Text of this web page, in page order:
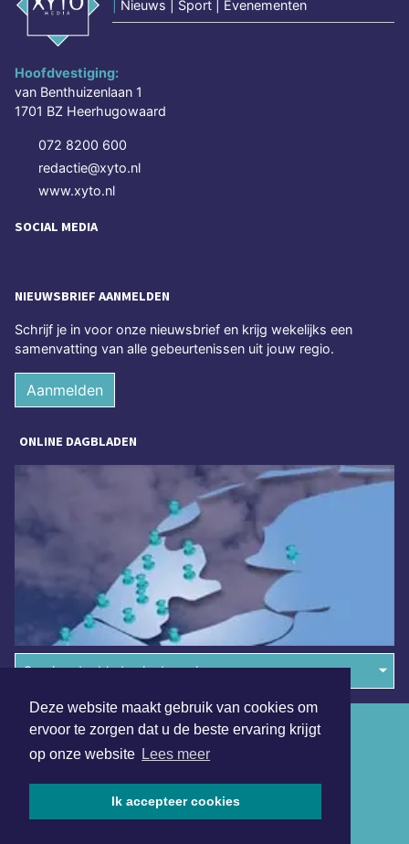
Deze website maakt gebruik van cookies om
ervoor te zorgen dat u de beste ervaring krijgt
op onze website Lees meer
Ik accepteer cookies
Nieuws | Sport | Evenementen
Hoofdvestiging:
van Benthuizenlaan 1
1701 BZ Heerhugowaard
072 8200 600
redactie@xyto.nl
www.xyto.nl
SOCIAL MEDIA
NIEUWSBRIEF AANMELDEN
Schrijf je in voor onze nieuwsbrief en krijg wekelijks een
samenvatting van alle gebeurtenissen uit jouw regio.
Aanmelden
ONLINE DAGBLADEN
Overige dagbladen in de regio
Algemene voorwaarden
Disclaimer